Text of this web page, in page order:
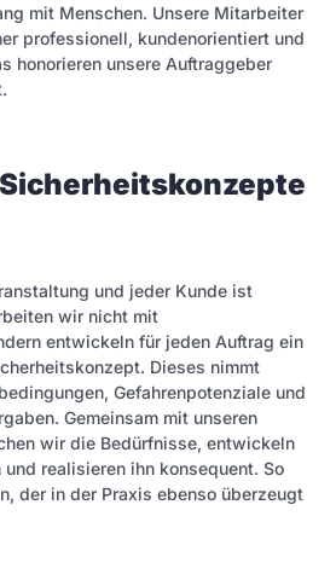
mit Menschen. Unsere Mitarbeiter
professionell, kundenorientiert und
honorieren unsere Auftraggeber
und jeder Kunde ist
wir nicht mit
entwickeln für jeden Auftrag ein
Dieses nimmt
Gefahrenpotenziale und
Gemeinsam mit unseren
wir die Bedürfnisse, entwickeln
realisieren ihn konsequent. So
der in der Praxis ebenso überzeugt